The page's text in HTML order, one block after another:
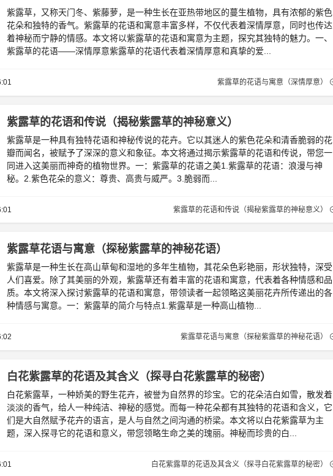
紫露草，又称天门冬、紫藤萝，是一种生长在亚热带地区的蔓生植物，具有浓郁的紫色
花朵和独特的香气。紫露草的花语和寓意丰富多样，不仅代表着深情厚意，同时也传达
着神秘而宁静的情感。本文将以紫露草的花语和寓意为主题，探究其独特的魅力。一、
紫露草的花语——深情厚意紫露草的花语代表着深情厚意和真挚的爱...
紫露草的花语与寓意（深情厚意）
紫露草的花语和传说（揭秘紫露草的神秘意义）
紫露草是一种具有独特花语和神秘传说的花卉。它以其迷人的紫色花朵和清香脆弱的花
瓣而闻名，被赋予了深深的意义和象征。本文将通过揭示紫露草的花语和传说，带您一
同进入这美丽而神奇的植物世界。一：紫露草的花语之美1.紫露草的花语：浪漫与神
秘。2.紫色花朵的意义：尊贵、高贵与威严。3.脆弱而...
紫露草的花语和传说（揭秘紫露草的神秘意义）
紫露草花语与寓意（探秘紫露草的神秘花语）
紫露草是一种生长在高山草甸和湿地的多年生植物，其花朵色彩艳丽，形状独特，深受
人们喜爱。除了其美丽的外观，紫露草还有着丰富的花语和寓意，代表着各种情感和品
质。本文将深入探讨紫露草的花语和寓意，带领读者一起领略这美丽花卉所传递出的各
种情感与寓意。一：紫露草的简介与特点1.紫露草是一种高山植物...
紫露草花语与寓意（探秘紫露草的神秘花语）
白花紫露草的花语及其含义（探寻白花紫露草的秘密）
白花紫露草，一种娇美的野生花卉，被誉为自然界的珍宝。它的花朵洁白如雪，散发着
淡淡的香气，给人一种纯洁、神秘的感觉。而每一种花朵都有其独特的花语和含义，它
们是大自然赋予花卉的语言，是人与自然之间沟通的桥梁。本文将以白花紫露草为主
题，深入探寻它的花语和意义，带您领略生命之美的瑰丽。神秘而珍贵的白...
白花紫露草的花语及其含义（探寻白花紫露草的秘密）